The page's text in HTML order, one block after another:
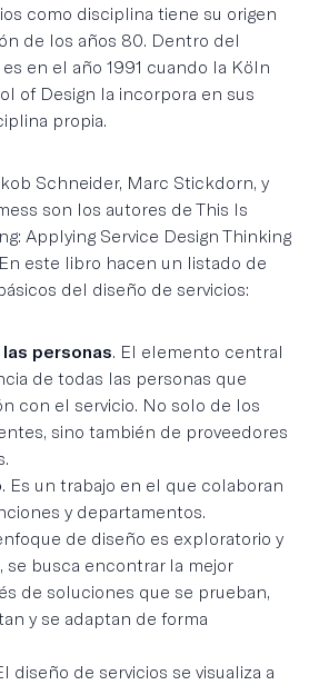
como disciplina tiene su origen
de los años 80. Dentro del
en el año 1991 cuando la Köln
of Design la incorpora en sus
propia.
Schneider, Marc Stickdorn, y
son los autores de This Is
Applying Service Design Thinking
este libro hacen un listado de
del diseño de servicios:
personas. El elemento central
de todas las personas que
con el servicio. No solo de los
sino también de proveedores
. Es un trabajo en el que colaboran
y departamentos.
de diseño es exploratorio y
se busca encontrar la mejor
de soluciones que se prueban,
y se adaptan de forma
diseño de servicios se visualiza a